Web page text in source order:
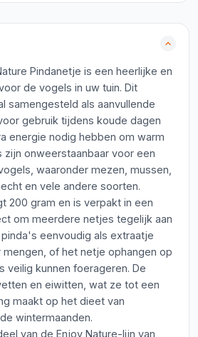
Pindanetje is een heerlijke en
de vogels in uw tuin. Dit
samengesteld als aanvullende
gebruik tijdens koude dagen
energie nodig hebben om warm
zijn onweerstaanbaar voor een
waaronder mezen, mussen,
en vele andere soorten.
200 gram en is verpakt in een
om meerdere netjes tegelijk aan
eenvoudig als extraatje
of het netje ophangen op
veilig kunnen foerageren. De
en eiwitten, wat ze tot een
maakt op het dieet van
wintermaanden.
van de Enjoy Nature-lijn van